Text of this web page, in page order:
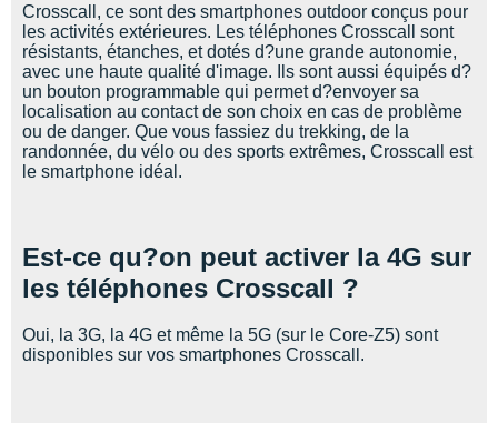
Crosscall, ce sont des smartphones outdoor conçus pour
les activités extérieures. Les téléphones Crosscall sont
résistants, étanches, et dotés d?une grande autonomie,
avec une haute qualité d'image. Ils sont aussi équipés d?
un bouton programmable qui permet d?envoyer sa
localisation au contact de son choix en cas de problème
ou de danger. Que vous fassiez du trekking, de la
randonnée, du vélo ou des sports extrêmes, Crosscall est
le smartphone idéal.
Est-ce qu?on peut activer la 4G sur
les téléphones Crosscall ?
Oui, la 3G, la 4G et même la 5G (sur le Core-Z5) sont
disponibles sur vos smartphones Crosscall.